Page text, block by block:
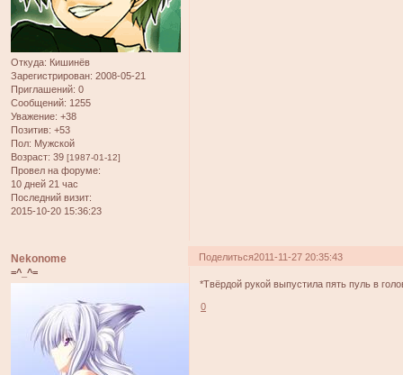
Откуда: Кишинёв
Зарегистрирован: 2008-05-21
Приглашений: 0
Сообщений: 1255
Уважение: +38
Позитив: +53
Пол: Мужской
Возраст: 39 [1987-01-12]
Провел на форуме:
10 дней 21 час
Последний визит:
2015-10-20 15:36:23
Поделиться2011-11-27 20:35:43
Nekonome
=^_^=
*Твёрдой рукой выпустила пять пуль в
0